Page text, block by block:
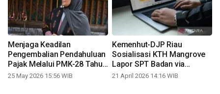
Menjaga Keadilan
Pengembalian Pendahuluan
Pajak Melalui PMK-28 Tahun
2026
25 May 2026 15:56 WIB
Kemenhut-DJP Riau
Sosialisasi KTH Mangrove
Lapor SPT Badan via
Coretax
21 April 2026 14:16 WIB